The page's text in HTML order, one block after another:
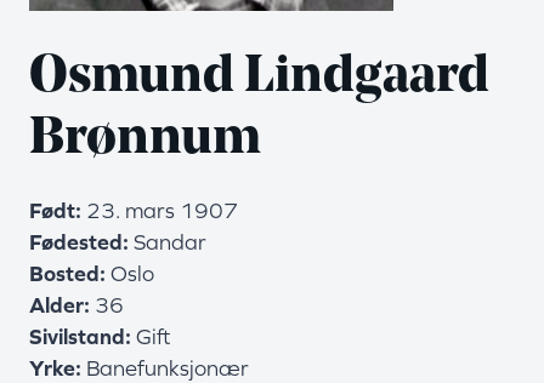
Osmund Lindgaard
Brønnum
Født 23. mars 1907
Fødested Sandar
Bosted Oslo
Alder 36
Sivilstand Gift
Yrke Banefunksjonær